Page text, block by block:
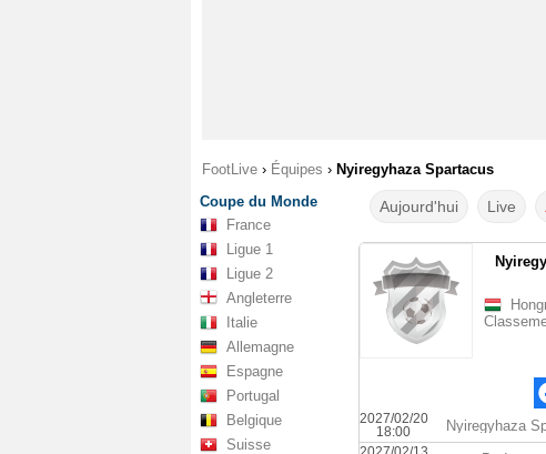
FootLive › Équipes › Nyiregyhaza Spartacus
Coupe du Monde
France
Ligue 1
Ligue 2
Angleterre
Italie
Allemagne
Espagne
Portugal
Belgique
Suisse
Aujourd'hui Live
2027/02/20
18:00
Nyiregyhaza